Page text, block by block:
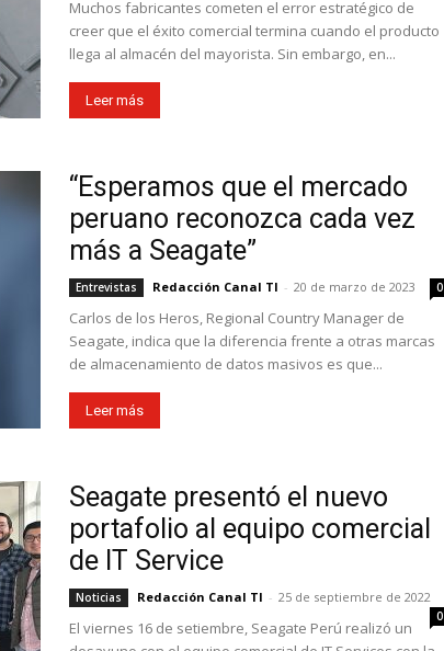
Muchos fabricantes cometen el error estratégico de
creer que el éxito comercial termina cuando el producto
llega al almacén del mayorista. Sin embargo, en...
Leer más
“Esperamos que el mercado
peruano reconozca cada vez
más a Seagate”
Entrevistas Redacción Canal TI - 20 de marzo de 2023 0
Carlos de los Heros, Regional Country Manager de
Seagate, indica que la diferencia frente a otras marcas
de almacenamiento de datos masivos es que...
Leer más
Seagate presentó el nuevo
portafolio al equipo comercial
de IT Service
Noticias Redacción Canal TI - 25 de septiembre de 2022
0
El viernes 16 de setiembre, Seagate Perú realizó un